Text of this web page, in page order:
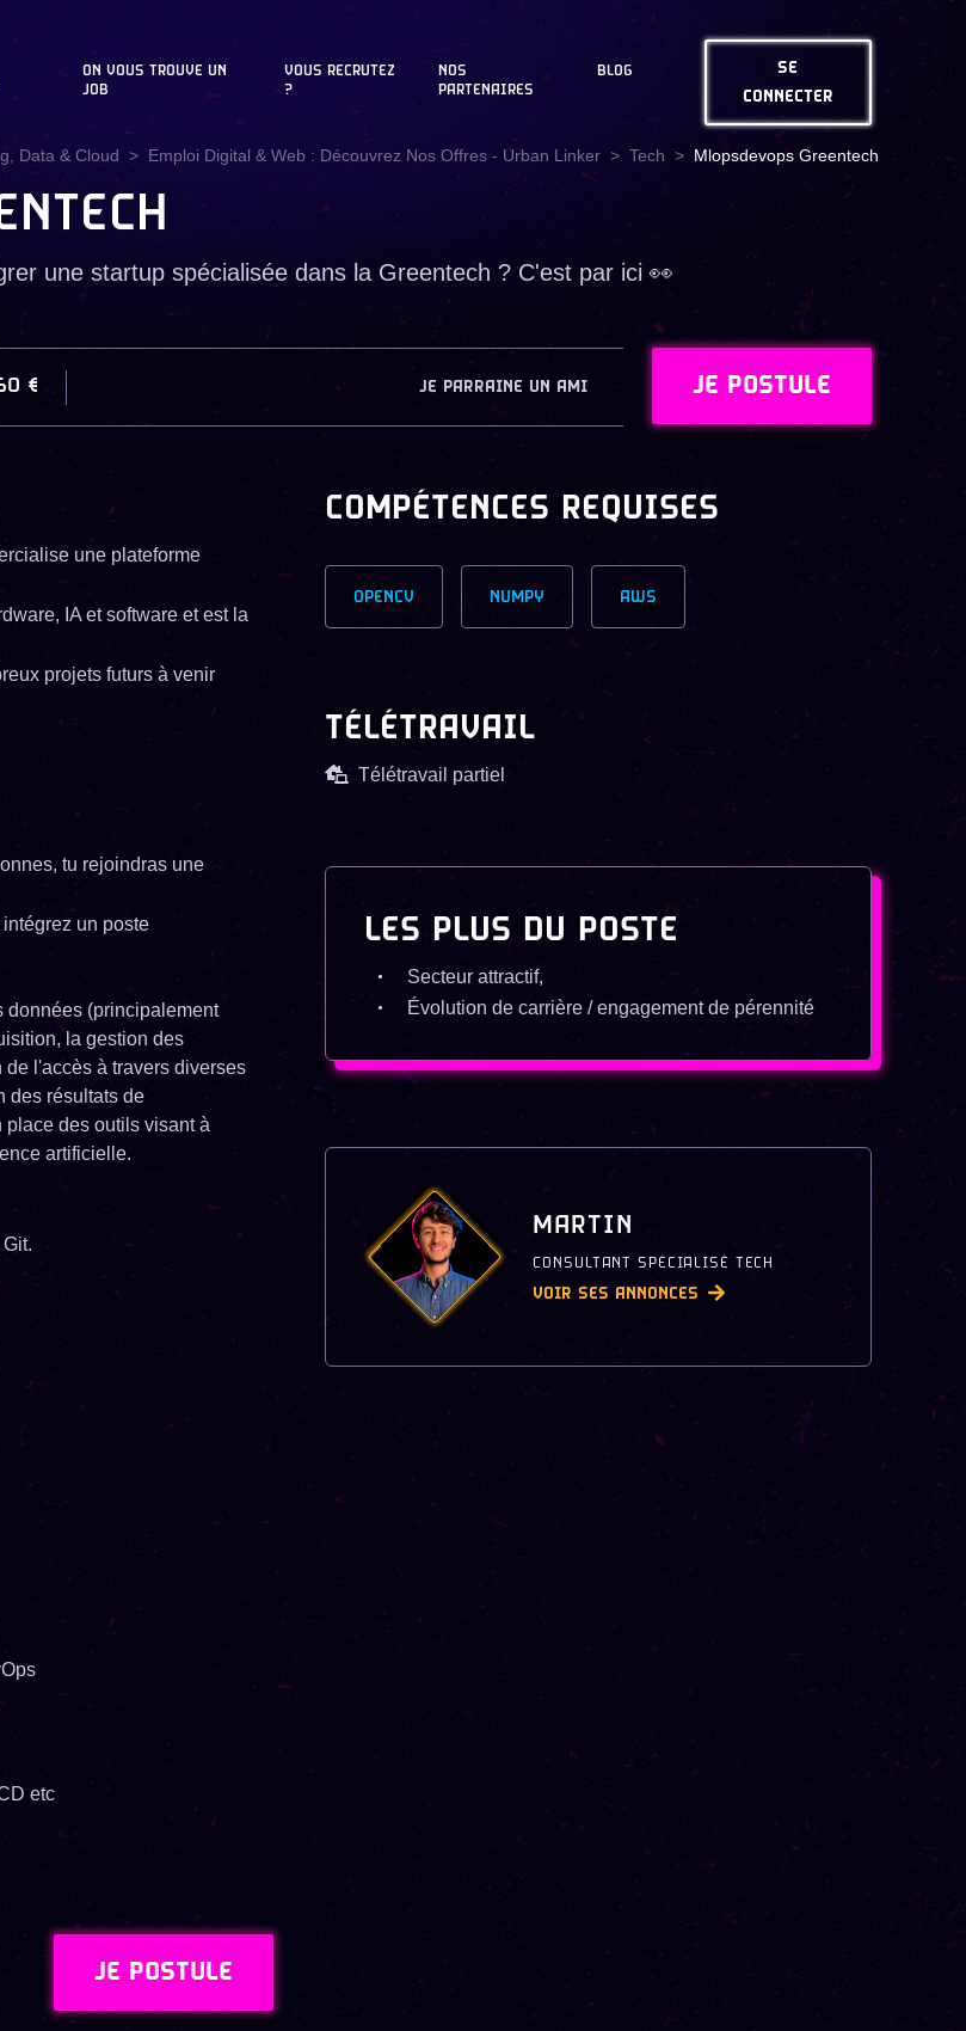
ON VOUS TROUVE UN
JOB
VOUS RECRUTEZ
?
NOS
PARTENAIRES
BLOG
SE
CONNECTER
Data & Cloud Emploi Digital & Web : Découvrez Nos Offres - Urban Linker Tech Mlopsdevops Greentech
une startup spécialisée dans la Greentech ? C'est par ici 👀
€ JE PARRAINE UN AMI JE POSTULE
une plateforme
IA et software et est la
projets futurs à venir
tu rejoindras une
un poste
données (principalement
la gestion des
l'accès à travers diverses
des résultats de
place des outils visant à
artificielle.
etc
COMPÉTENCES REQUISES
OPENCV NUMPY AWS
TÉLÉTRAVAIL
Télétravail partiel
LES PLUS DU POSTE
Secteur attractif,
Évolution de carrière / engagement de pérennité
MARTIN
CONSULTANT SPÉCIALISÉ TECH
VOIR SES ANNONCES
JE POSTULE